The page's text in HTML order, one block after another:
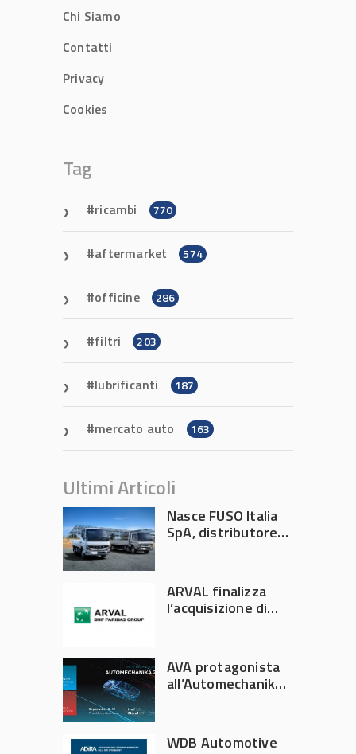
Chi Siamo
Contatti
Privacy
Cookies
Tag
ricambi 770
aftermarket 574
officine 286
filtri 203
lubrificanti 187
mercato auto 163
Ultimi Articoli
Nasce FUSO Italia
SpA, distributore
ARVAL finalizza
l’acquisizione di
AVA protagonista
all’Automechanika
WDB Automotive